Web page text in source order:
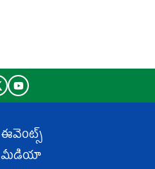
ఈవెంట్స్
మీడియా